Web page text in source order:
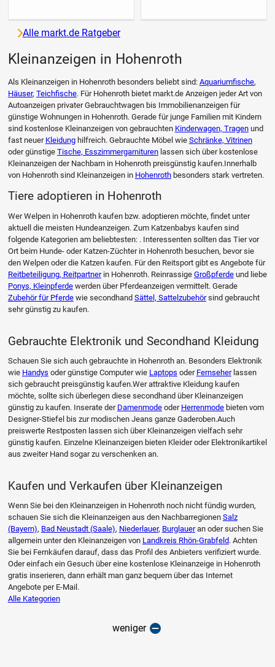
Alle markt.de Ratgeber
Kleinanzeigen in Hohenroth
Als Kleinanzeigen in Hohenroth besonders beliebt sind: Aquariumfische,
Häuser, Teichfische. Für Hohenroth bietet markt.de Anzeigen jeder Art von
Autoanzeigen privater Gebrauchtwagen bis Immobilienanzeigen für
günstige Wohnungen in Hohenroth. Gerade für junge Familien mit Kindern
sind kostenlose Kleinanzeigen von gebrauchten Kinderwagen, Tragenund
fast neuer Kleidunghilfreich. Gebrauchte Möbel wie Schränke, Vitrinen
oder günstige Tische, Esszimmergarniturenlassen sich über kostenlose
Kleinanzeigen der Nachbarn in Hohenroth preisgünstig kaufen.Innerhalb
von Hohenroth sind Kleinanzeigen in Hohenrothbesonders stark vertreten.
Tiere adoptieren in Hohenroth
Wer Welpen in Hohenroth kaufen bzw. adoptieren möchte, findet unter
aktuell die meisten Hundeanzeigen. Zum Katzenbabys kaufen sind
folgende Kategorien am beliebtesten: . Interessenten sollten das Tier vor
Ort beim Hunde- oder Katzen-Züchter in Hohenroth besuchen, bevor sie
den Welpen oder die Katzen kaufen. Für den Reitsport gibt es Angebote für
Reitbeteiligung, Reitpartnerin Hohenroth. Reinrassige Großpferdeund liebe
Ponys, Kleinpferdewerden über Pferdeanzeigen vermittelt. Gerade
Zubehör für Pferdewie secondhand Sättel, Sattelzubehörsind gebraucht
sehr günstig zu kaufen.
Gebrauchte Elektronik und Secondhand Kleidung
Schauen Sie sich auch gebrauchte in Hohenroth an. Besonders Elektronik
wie Handys oder günstige Computer wie Laptops oder Fernseherlassen
sich gebraucht preisgünstig kaufen.Wer attraktive Kleidung kaufen
möchte, sollte sich überlegen diese secondhand über Kleinanzeigen
günstig zu kaufen. Inserate der Damenmodeoder Herrenmodebieten vom
Designer-Stiefel bis zur modischen Jeans ganze Gaderoben.Auch
preiswerte Restposten lassen sich über Kleinanzeigen vielfach sehr
günstig kaufen. Einzelne Kleinanzeigen bieten Kleider oder Elektronikartikel
aus zweiter Hand sogar zu verschenken an.
Kaufen und Verkaufen über Kleinanzeigen
Wenn Sie bei den Kleinanzeigen in Hohenroth noch nicht fündig wurden,
schauen Sie sich die Kleinanzeigen aus den Nachbarregionen Salz
(Bayern), Bad Neustadt (Saale), Niederlauer, Burglaueran oder suchen Sie
allgemein unter den Kleinanzeigen von Landkreis Rhön-Grabfeld. Achten
Sie bei Fernkäufen darauf, dass das Profil des Anbieters verifiziert wurde.
Oder einfach ein Gesuch über eine kostenlose Kleinanzeige in Hohenroth
gratis inserieren, dann erhält man ganz bequem über das Internet
Angebote per E-Mail.
Alle Kategorien
weniger